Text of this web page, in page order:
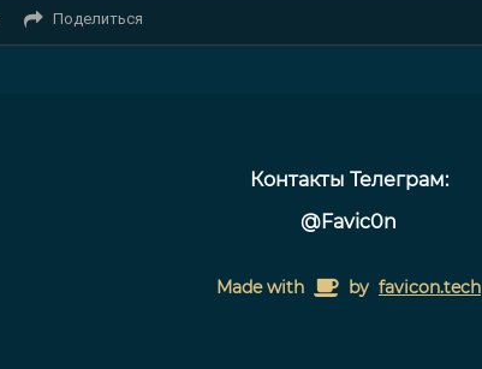
Поделиться
Контакты Телеграм:
@Favic0n
Made with by favicon.tech